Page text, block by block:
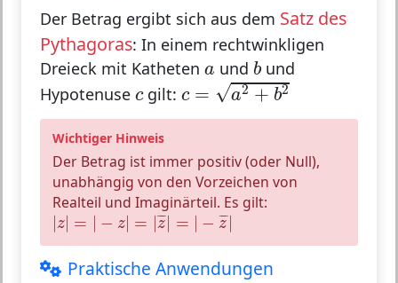
Der Betrag ergibt sich aus dem Satz des
Pythagoras: In einem rechtwinkligen
Dreieck mit Katheten a
a und b
bund
Hypotenuse c
cgilt: c = √a2 + b2
c= a2+b2
Wichtiger Hinweis
Der Betrag ist immer positiv(oder Null),
unabhängig von den Vorzeichen von
Realteil und Imaginärteil. Es gilt:
z = − z = ¯¯
z = − ¯¯
z
|z|=|−z|=|z¯|=|−z¯|
Praktische Anwendungen